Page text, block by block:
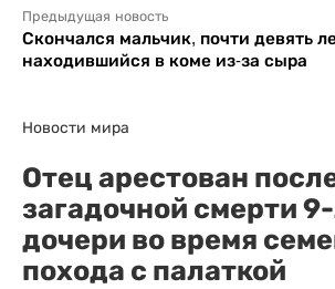
Предыдущая новость
Скончался мальчик, почти девять
находившийся в коме из-за сыра
Новости мира
Отец арестован
загадочной смерти
дочери во время
похода с палаткой